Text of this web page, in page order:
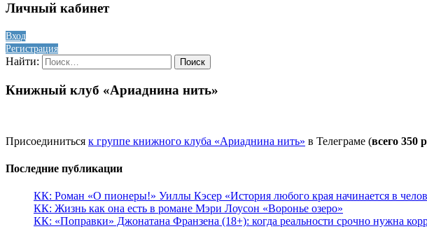
Личный кабинет
Вход
Регистрация
Найти:
Книжный клуб «Ариаднина нить»
Присоединиться к группе книжного клуба «Ариаднина нить» в Телеграме (всего 350
Последние публикации
КК: Роман «О пионеры!» Уиллы Кэсер «История любого края начинается в
КК: Жизнь как она есть в романе Мэри Лоусон «Воронье озеро»
КК: «Поправки» Джонатана Франзена (18+): когда реальности срочно нужна